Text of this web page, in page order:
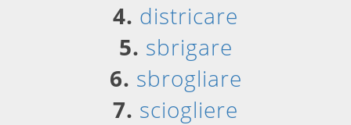
4. districare
5. sbrigare
6. sbrogliare
7. sciogliere